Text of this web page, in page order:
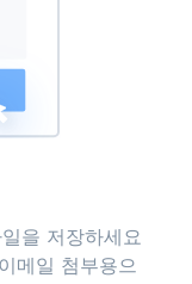
을 저장하세요
메일 첨부용으